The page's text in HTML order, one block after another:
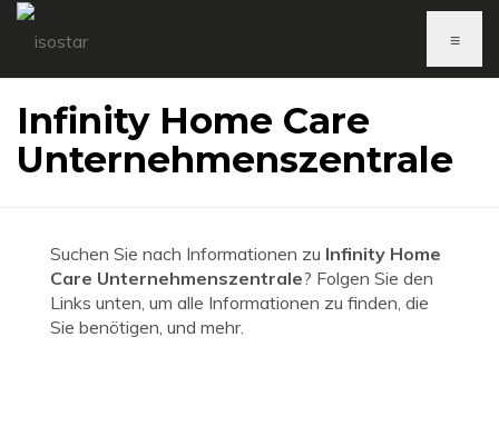
≡
Infinity Home Care
Unternehmenszentrale
Suchen Sie nach Informationen zu Infinity Home
Care Unternehmenszentrale? Folgen Sie den
Links unten, um alle Informationen zu finden, die
Sie benötigen, und mehr.